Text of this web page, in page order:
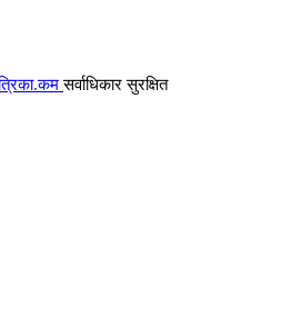
सर्वाधिकार सुरक्षित